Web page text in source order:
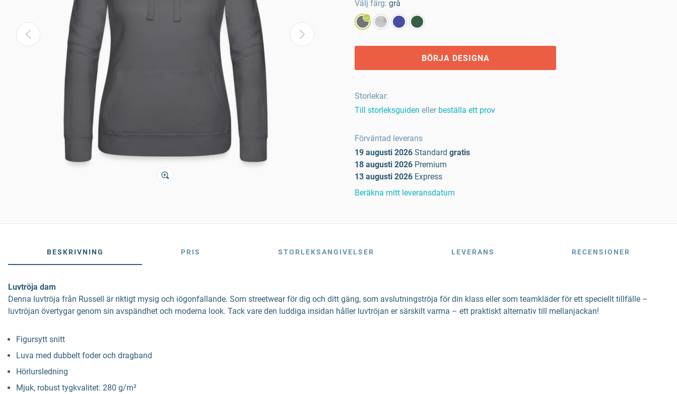
Välj färg: grå
BÖRJA DESIGNA
Storlekar:
Till storleksguiden eller beställa ett prov
Förväntad leverans
19 augusti 2026 Standard gratis
18 augusti 2026 Premium
13 augusti 2026 Express
Beräkna mitt leveransdatum
BESKRIVNING PRIS STORLEKSANGIVELSER LEVERANS RECENSIONER
Luvtröja dam
Denna luvtröja från Russell är riktigt mysig och iögonfallande. Som streetwear för dig och ditt gäng, som avslutningströja för din klass eller som teamkläder för ett speciellt tillfälle –
luvtröjan övertygar genom sin avspändhet och moderna look. Tack vare den luddiga insidan håller luvtröjan er särskilt varma – ett praktiskt alternativ till mellanjackan!
Figursytt snitt
Luva med dubbelt foder och dragband
Hörlursledning
Mjuk, robust tygkvalitet: 280 g/m²